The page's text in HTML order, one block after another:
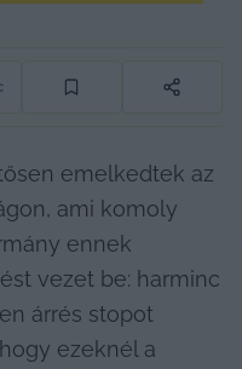
emelkedtek az
ami komoly
ennek
vezet be: harminc
árrés stopot
ezeknél a